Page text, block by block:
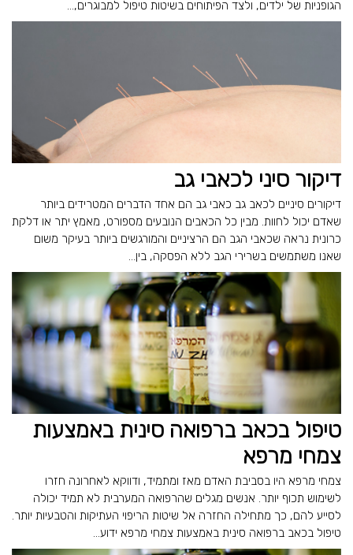
הגופניות של ילדים, ולצד הפיתוחים בשיטות טיפול למבוגרים,...
דיקור סיני לכאבי גב
דיקורים סיניים לכאב גב כאבי גב הם אחד הדברים המטרידים ביותר
שאדם יכול לחוות. מבין כל הכאבים הנובעים מספורט, מאמץ יתר או דלקת
כרונית נראה שכאבי הגב הם הרציניים והמורגשים ביותר בעיקר משום
שאנו משתמשים בשרירי הגב ללא הפסקה, בין...
טיפול בכאב ברפואה סינית באמצעות
צמחי מרפא
צמחי מרפא היו בסביבת האדם מאז ומתמיד, ודווקא לאחרונה חזרו
לשימוש תכוף יותר. אנשים מגלים שהרפואה המערבית לא תמיד יכולה
לסייע להם, כך מתחילה החזרה אל שיטות הריפוי העתיקות והטבעיות יותר.
טיפול בכאב ברפואה סינית באמצעות צמחי מרפא ידוע...